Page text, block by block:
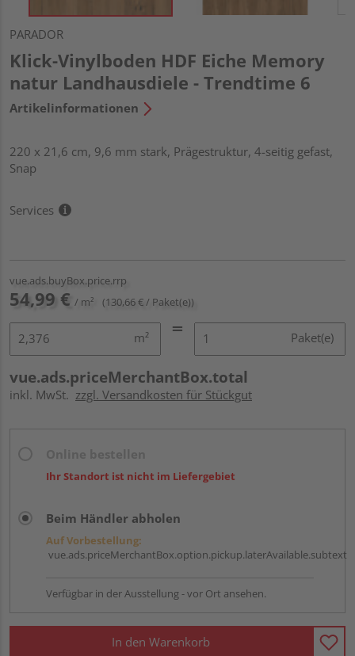
PARADOR
Klick-Vinylboden HDF Eiche Memory
natur Landhausdiele - Trendtime 6
Artikelinformationen
220 x 21,6 cm, 9,6 mm stark, Prägestruktur, 4-seitig gefast,
Snap
Services
vue.ads.buyBox.price.rrp
54,99 € / m² (130,66 € / Paket(e))
m² Paket(e)
vue.ads.priceMerchantBox.total
inkl. MwSt. zzgl. Versandkosten für Stückgut
Ihr Standort ist nicht im Liefergebiet
Beim Händler abholen
Auf Vorbestellung:
vue.ads.priceMerchantBox.option.pickup.laterAvailable.subtext
Verfügbar in der Ausstellung - vor Ort ansehen.
In den Warenkorb